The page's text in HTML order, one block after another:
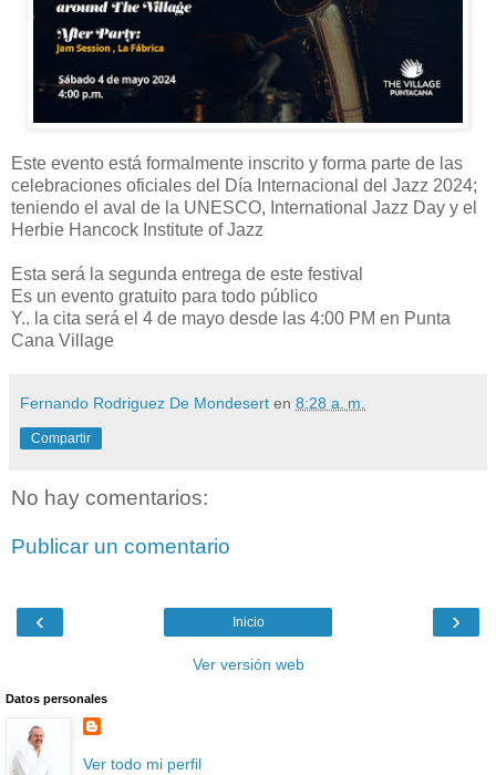
Este evento está formalmente inscrito y forma parte de las
celebraciones oficiales del Día Internacional del Jazz 2024;
teniendo el aval de la UNESCO, International Jazz Day y el
Herbie Hancock Institute of Jazz
Esta será la segunda entrega de este festival
Es un evento gratuito para todo público
Y.. la cita será el 4 de mayo desde las 4:00 PM en Punta
Cana Village
Fernando Rodriguez De Mondesert en 8:28 a. m.
Compartir
No hay comentarios:
Publicar un comentario
‹ ›
Inicio
Ver versión web
Datos personales
Ver todo mi perfil